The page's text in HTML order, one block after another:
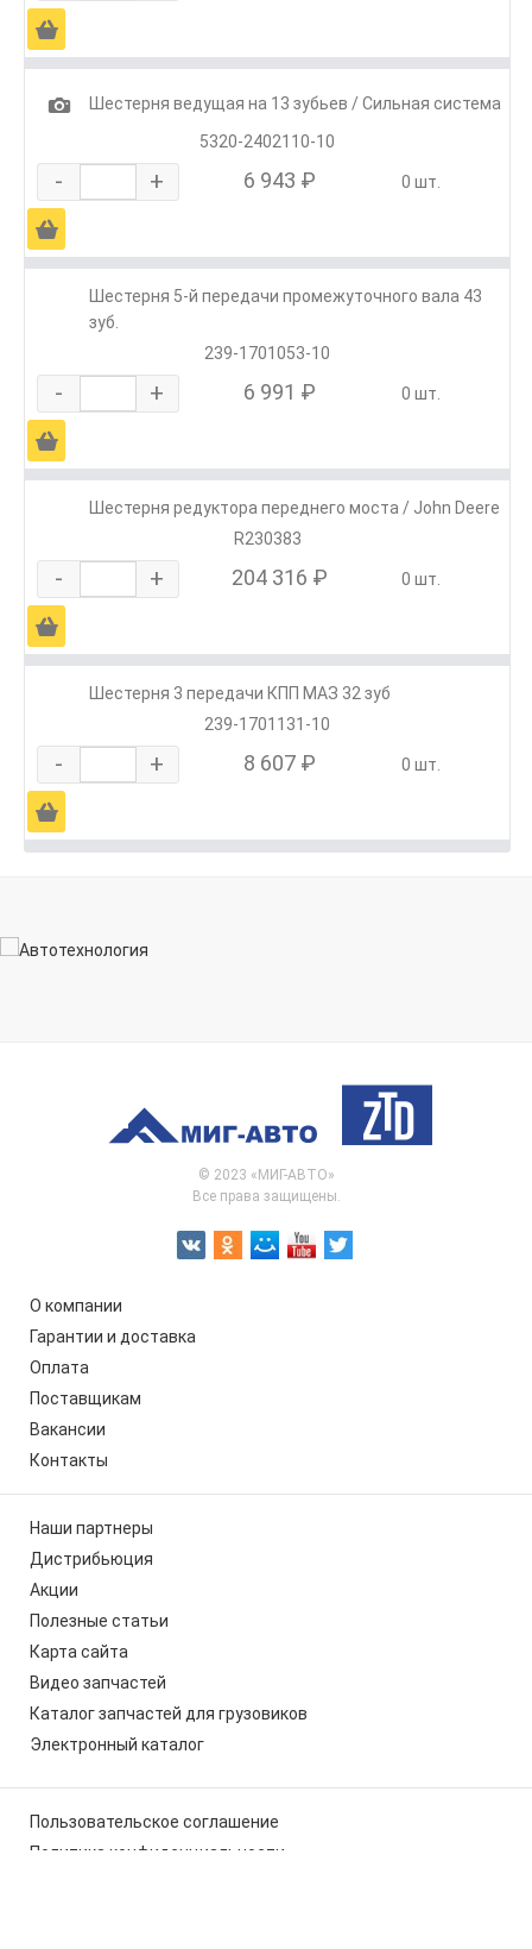
Ä
1
Шестерня ведущая на 13 зубьев / Сильная система
5320-2402110-10
- + 6 943 ₽ 0 шт.
Ä
Шестерня 5-й передачи промежуточного вала 43
зуб.
239-1701053-10
- + 6 991 ₽ 0 шт.
Ä
Шестерня редуктора переднего моста / John Deere
R230383
- + 204 316 ₽ 0 шт.
Ä
Шестерня 3 передачи КПП МАЗ 32 зуб
239-1701131-10
- + 8 607 ₽ 0 шт.
Ä
© 2023 «МИГ-АВТО»
Все права защищены.
О компании
Гарантии и доставка
Оплата
Поставщикам
Вакансии
Контакты
Наши партнеры
Дистрибьюция
Акции
Полезные статьи
Карта сайта
Видео запчастей
Каталог запчастей для грузовиков
Электронный каталог
Пользовательское соглашение
Политика конфиденциальности